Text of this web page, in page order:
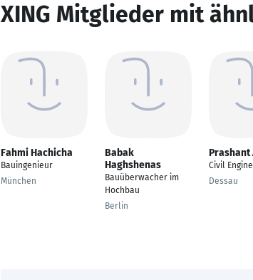
XING Mitglieder mit
Fahmi Hachicha
Bauingenieur
München
Babak
Haghshenas
Bauüberwacher im
Hochbau
Berlin
Prashant
Civil
Dessau